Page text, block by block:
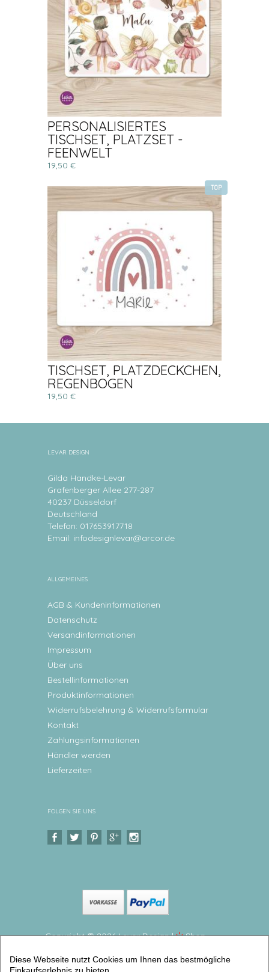
PERSONALISIERTES
TISCHSET, PLATZSET -
FEENWELT
19,50 €
TOP
TISCHSET, PLATZDECKCHEN,
REGENBOGEN
19,50 €
LEVAR DESIGN
Gilda Handke-Levar
Grafenberger Allee 277-287
40237 Düsseldorf
Deutschland
Telefon: 017653917718
Email: infodesignlevar@arcor.de
ALLGEMEINES
AGB & Kundeninformationen
Datenschutz
Versandinformationen
Impressum
Über uns
Bestellinformationen
Produktinformationen
Widerrufsbelehrung & Widerrufsformular
Kontakt
Zahlungsinformationen
Händler werden
Lieferzeiten
FOLGEN SIE UNS
Copyright © 2026 Levar Design |
Shop
Personalisiertes Tischset, Platzset - Waldtiere Platzset
Diese Webseite nutzt Cookies um Ihnen das bestmögliche